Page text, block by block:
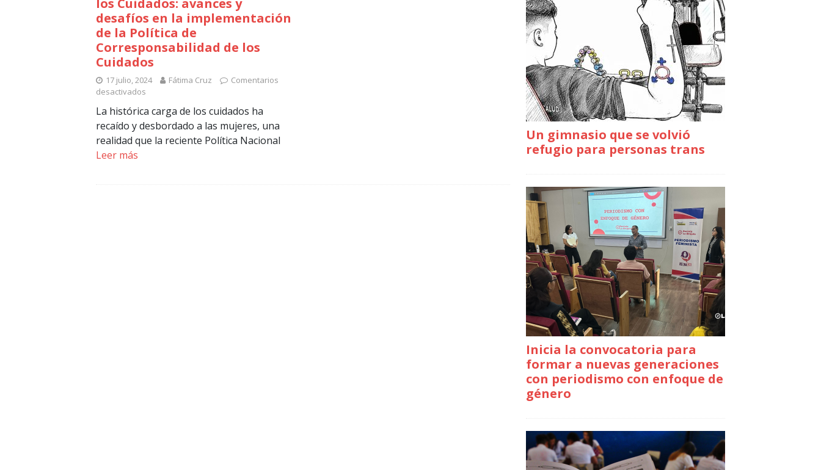
los Cuidados: avances y
desafíos en la implementación
de la Política de
Corresponsabilidad de los
Cuidados
17 julio, 2024 Fátima Cruz
Comentarios
desactivados
La histórica carga de los cuidados ha
recaído y desbordado a las mujeres, una
realidad que la reciente Política Nacional
Leer más
Un gimnasio que se volvió
refugio para personas trans
Inicia la convocatoria para
formar a nuevas generaciones
con periodismo con enfoque de
género